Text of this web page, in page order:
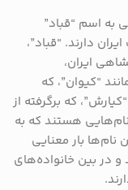
به اسم “قباد”
دارند. “قباد”،
ایران،
“کیوان”، که
که برگرفته از
هستند که به
نام‌ها بار معنایی
در بین خانواده‌های